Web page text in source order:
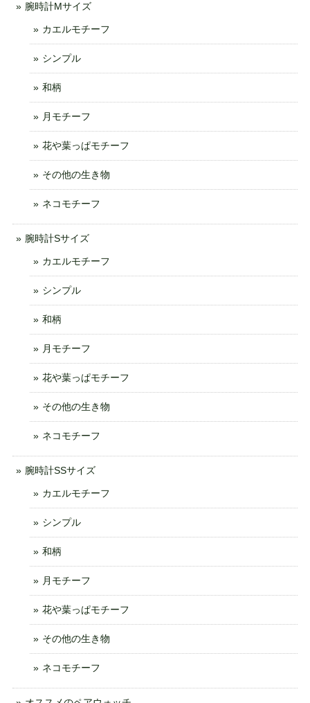
腕時計Mサイズ
カエルモチーフ
シンプル
和柄
月モチーフ
花や葉っぱモチーフ
その他の生き物
ネコモチーフ
腕時計Sサイズ
カエルモチーフ
シンプル
和柄
月モチーフ
花や葉っぱモチーフ
その他の生き物
ネコモチーフ
腕時計SSサイズ
カエルモチーフ
シンプル
和柄
月モチーフ
花や葉っぱモチーフ
その他の生き物
ネコモチーフ